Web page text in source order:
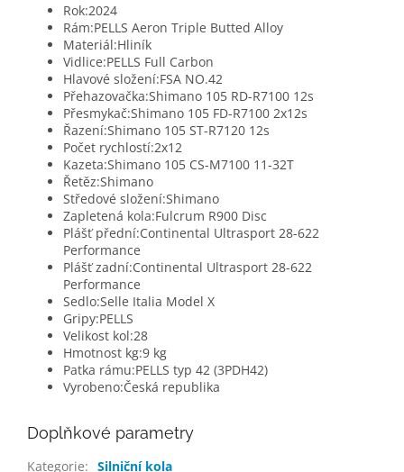
Rok:2024
Rám:PELLS Aeron Triple Butted Alloy
Materiál:Hliník
Vidlice:PELLS Full Carbon
Hlavové složení:FSA NO.42
Přehazovačka:Shimano 105 RD-R7100 12s
Přesmykač:Shimano 105 FD-R7100 2x12s
Řazení:Shimano 105 ST-R7120 12s
Počet rychlostí:2x12
Kazeta:Shimano 105 CS-M7100 11-32T
Řetěz:Shimano
Středové složení:Shimano
Zapletená kola:Fulcrum R900 Disc
Plášť přední:Continental Ultrasport 28-622
Performance
Plášť zadní:Continental Ultrasport 28-622
Performance
Sedlo:Selle Italia Model X
Gripy:PELLS
Velikost kol:28
Hmotnost kg:9 kg
Patka rámu:PELLS typ 42 (3PDH42)
Vyrobeno:Česká republika
Doplňkové parametry
Kategorie: Silniční kola